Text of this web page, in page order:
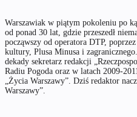
Warszawiak w piątym pokoleniu po
od ponad 30 lat, gdzie przeszedł
począwszy od operatora DTP,
kultury, Plusa Minusa i
dekady sekretarz redakcji
Radiu Pogoda oraz w latach 2009-
„Życia Warszawy”. Dziś redaktor
Warszawy”.